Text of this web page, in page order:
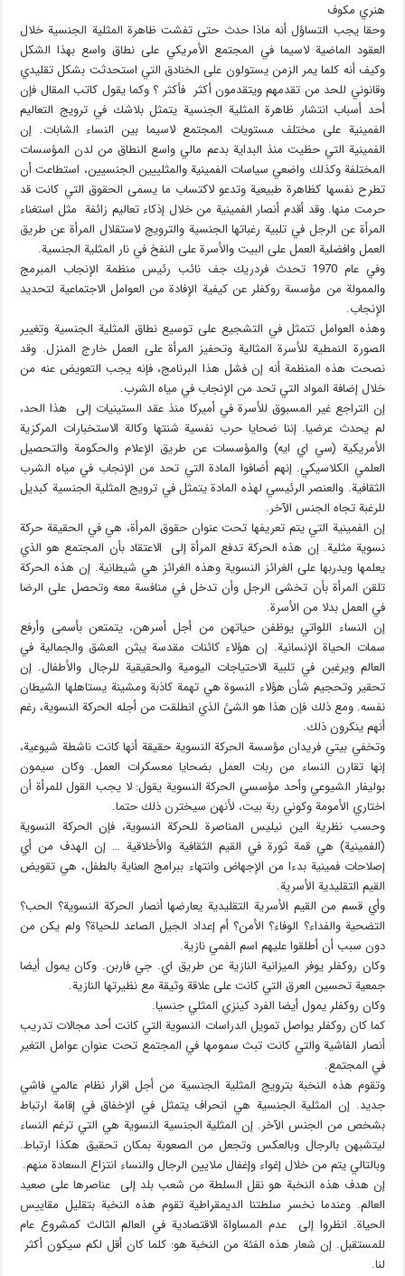
هنري مكوف
وحقا يجب التساؤل أنه ماذا حدث حتى تفشت ظاهرة المثلية الجنسية خلال
العقود الماضية لاسيما في المجتمع الأمريكي على نطاق واسع بهذا الشكل
وكيف أنه كلما يمر الزمن يستولون على الخنادق التي استحدثت بشكل تقليدي
وقانوني للحد من تقدمهم ويتقدمون أكثر فأكثر ؟ وكما يقول كاتب المقال فإن
أحد أسباب انتشار ظاهرة المثلية الجنسية يتمثل بلاشك في ترويج التعاليم
الفمينية على مختلف مستويات المجتمع لاسيما بين النساء الشابات. إن
الفمينية التي حظيت منذ البداية بدعم مالي واسع النطاق من لدن المؤسسات
المختلفة وكذلك واضعي سياسات الفمينية والمثلييين الجنسيين، استطاعت أن
تطرح نفسها كظاهرة طبيعية وتدعو لاكتساب ما يسمى الحقوق التي كانت قد
حرمت منها. وقد أقدم أنصار الفمينية من خلال إذكاء تعاليم زائفة مثل استغناء
المرأة عن الرجل في تلبية رغباتها الجنسية والترويج لاستقلال المرأة عن طريق
العمل وافضلية العمل على البيت والأسرة على النفخ في نار المثلية الجنسية.
وفي عام 1970 تحدث فردريك جف نائب رئيس منظمة الإنجاب المبرمج
والممولة من مؤسسة روكفلر عن كيفية الإفادة من العوامل الاجتماعية لتحديد
الإنجاب.
وهذه العوامل تتمثل في التشجيع على توسيع نطاق المثلية الجنسية وتغيير
الصورة النمطية للأسرة المثالية وتحفيز المرأة على العمل خارج المنزل. وقد
نصحت هذه المنظمة أنه إن فشل هذا البرنامج، فإنه يجب التعويض عنه من
خلال إضافة المواد التي تحد من الإنجاب في مياه الشرب.
إن التراجع غير المسبوق للأسرة في أميركا منذ عقد الستينيات إلى هذا الحد،
لم يحدث عرضيا. إننا ضحايا حرب نفسية شنتها وكالة الاستخبارات المركزية
الأمريكية (سي اي ايه) والمؤسسات عن طريق الإعلام والحكومة والتحصيل
العلمي الكلاسيكي. إنهم أضافوا المادة التي تحد من الإنجاب في مياه الشرب
الثقافية. والعنصر الرئيسي لهذه المادة يتمثل في ترويج المثلية الجنسية كبديل
للرغبة تجاه الجنس الآخر.
إن الفمينية التي يتم تعريفها تحت عنوان حقوق المرأة، هي في الحقيقة حركة
نسوية مثلية. إن هذه الحركة تدفع المرأة إلى الاعتقاد بأن المجتمع هو الذي
يعلمها ويدربها على الغرائز النسوية وهذه الغرائز هي شيطانية. إن هذه الحركة
تلقن المرأة بأن تخشى الرجل وأن تدخل في منافسة معه وتحصل على الرضا
في العمل بدلا من الأسرة.
إن النساء اللواتي يوظفن حياتهن من أجل أسرهن، يتمتعن بأسمى وأرفع
سمات الحياة الإنسانية. إن هؤلاء كائنات مقدسة يبثن العشق والجمالية في
العالم ويرغبن في تلبية الاحتياجات اليومية والحقيقية للرجال والأطفال. إن
تحقير وتحجيم شأن هؤلاء النسوة هي تهمة كاذبة ومشينة يستاهلها الشيطان
نفسه. ومع ذلك فإن هذا هو الشئ الذي انطلقت من أجله الحركة النسوية، رغم
أنهم ينكرون ذلك.
وتخفي بيتي فريدان مؤسسة الحركة النسوية حقيقة أنها كانت ناشطة شيوعية،
إنها تقارن النساء من ربات العمل بضحايا معسكرات العمل. وكان سيمون
بوليفار الشيوعي وأحد مؤسسي الحركة النسوية يقول: لا يجب القول للمرأة أن
اختاري الأمومة وكوني ربة بيت، لأنهن سيخترن ذلك حتما.
وحسب نظرية الين نيليس المناصرة للحركة النسوية، فإن الحركة النسوية
(الفمينية) هي قمة ثورة في القيم الثقافية والأخلاقية … إن الهدف من أي
إصلاحات فمينية بدءا من الإجهاض وانتهاء ببرامج العناية بالطفل، هي تقويض
القيم التقليدية الأسرية.
وأي قسم من القيم الأسرية التقليدية يعارضها أنصار الحركة النسوية؟ الحب؟
التضحية والفداء؟ الوفاء؟ الأمن؟ أم إعداد الجيل الصاعد للحياة؟ ولم يكن من
دون سبب أن أطلقوا عليهم اسم الفمي نازية.
وكان روكفلر يوفر الميزانية النازية عن طريق اي. جي فاربن. وكان يمول أيضا
جمعية تحسين العرق التي كانت على علاقة وثيقة مع نظيرتها النازية.
وكان روكفلر يمول أيضا الفرد كينزي المثلي جنسيا.
كما كان روكفلر يواصل تمويل الدراسات النسوية التي كانت أحد مجالات تدريب
أنصار الفاشية والتي كانت تبث سمومها في المجتمع تحت عنوان عوامل التغير
في المجتمع.
وتقوم هذه النخبة بترويج المثلية الجنسية من أجل اقرار نظام عالمي فاشي
جديد. إن المثلية الجنسية هي انحراف يتمثل في الإخفاق في إقامة ارتباط
بشخص من الجنس الآخر. إن المثلية الجنسية النسوية هي التي ترغم النساء
ليتشبهن بالرجال وبالعكس وتجعل من الصعوبة بمكان تحقيق هكذا ارتباط.
وبالتالي يتم من خلال إغواء وإغفال ملايين الرجال والنساء انتزاع السعادة منهم.
إن هدف هذه النخبة هو نقل السلطة من شعب بلد إلى عناصرها على صعيد
العالم. وعندما نخسر سلطتنا الديمقراطية تقوم هذه النخبة بتقليل مقاييس
الحياة. انظروا إلى عدم المساواة الاقتصادية في العالم الثالث كمشروع عام
للمستقبل. إن شعار هذه الفئة من النخبة هو: كلما كان أقل لكم سيكون أكثر
لنا.